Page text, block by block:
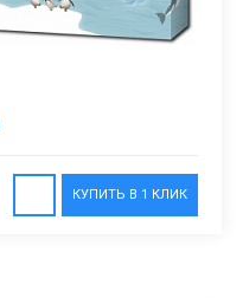
КУПИТЬ В 1 КЛИК